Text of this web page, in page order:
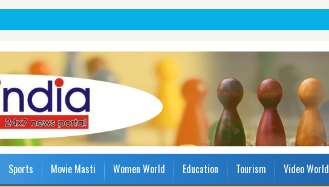
Sports Movie Masti Women World Education Tourism Video World